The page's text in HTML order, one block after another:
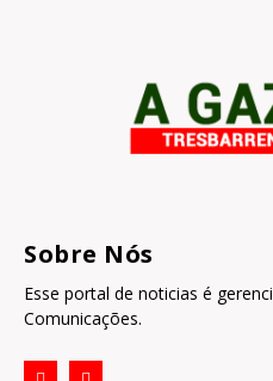
Sobre Nós
Esse portal de noticias é
Comunicações.